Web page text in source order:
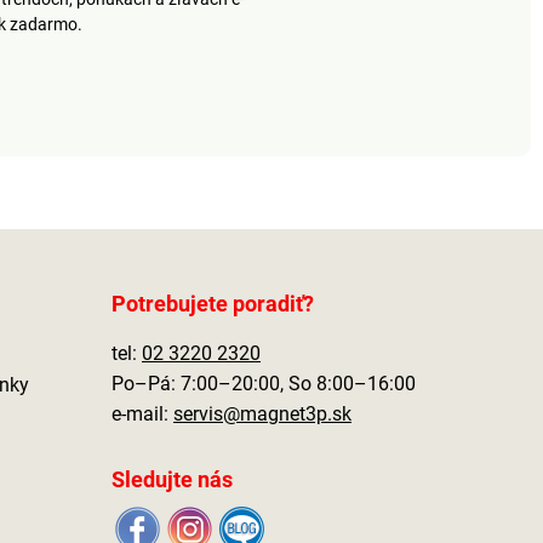
listy, rôzne druhy
zeleniny, špenát,
ovládanie,
jednoduchá údržba a
čistenie
zadarmo.
Potrebujete poradiť?
tel: 02 3220 2320
Po–Pá: 7:00–20:00, So 8:00–16:00
e-mail: servis@magnet3p.sk
Sledujte nás